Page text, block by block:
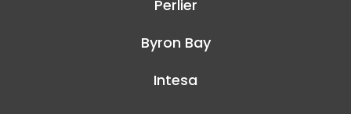
Perlier
Byron Bay
Intesa